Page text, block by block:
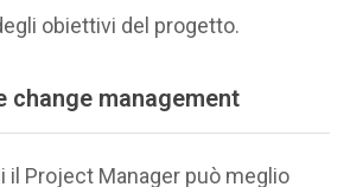
obiettivi del progetto.
change management
il Project Manager può meglio